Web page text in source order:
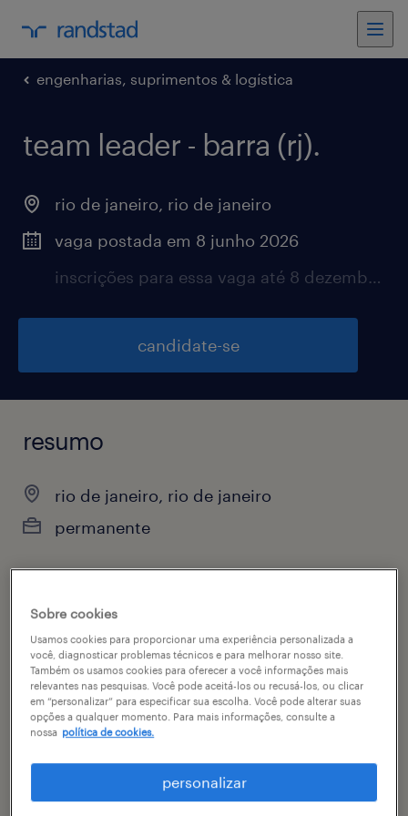
engenharias, suprimentos & logística
team leader - barra (rj).
rio de janeiro, rio de janeiro
vaga postada em 8 junho 2026
inscrições para essa vaga até 8 dezembro 2026
candidate-se
resumo
rio de janeiro, rio de janeiro
permanente
vagas disponíveis
2
especialidade
engenharias, suprimentos & logística
contato
daiane santos da silva nascimento
Sobre cookies
Usamos cookies para proporcionar uma experiência personalizada a
você, diagnosticar problemas técnicos e para melhorar nosso site.
Também os usamos cookies para oferecer a você informações mais
relevantes nas pesquisas. Você pode aceitá-los ou recusá-los, ou clicar
em “personalizar” para especificar sua escolha. Você pode alterar suas
opções a qualquer momento. Para mais informações, consulte a
nossa política de cookies.
personalizar